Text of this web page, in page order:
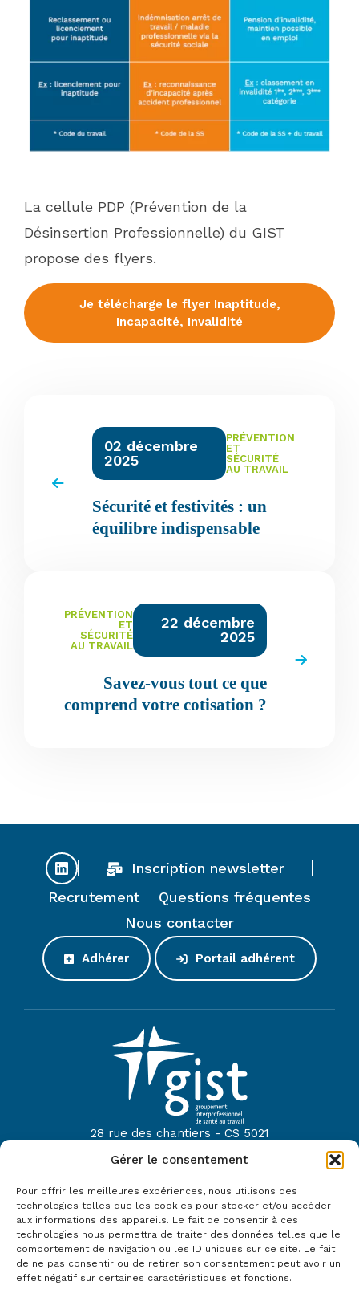
Gérer le consentement
Pour offrir les meilleures expériences, nous utilisons des
technologies telles que les cookies pour stocker et/ou accéder
aux informations des appareils. Le fait de consentir à ces
technologies nous permettra de traiter des données telles que le
comportement de navigation ou les ID uniques sur ce site. Le fait
de ne pas consentir ou de retirer son consentement peut avoir un
effet négatif sur certaines caractéristiques et fonctions.
La cellule PDP (Prévention de la
Désinsertion Professionnelle) du GIST
propose des flyers.
Je télécharge le flyer Inaptitude,
Incapacité, Invalidité
02 décembre
2025
PRÉVENTION
ET
SÉCURITÉ
AU TRAVAIL
Sécurité et festivités : un
équilibre indispensable
PRÉVENTION
ET
SÉCURITÉ
AU TRAVAIL
22 décembre
2025
Savez-vous tout ce que
comprend votre cotisation ?
Inscription newsletter
Recrutement
Questions fréquentes
Nous contacter
Adhérer Portail adhérent
28 rue des chantiers - CS 5021
44614 Saint-Nazaire
02 40 22 52 42
Mail :contact@gist44.fr
Le GIST fait partie du réseau :